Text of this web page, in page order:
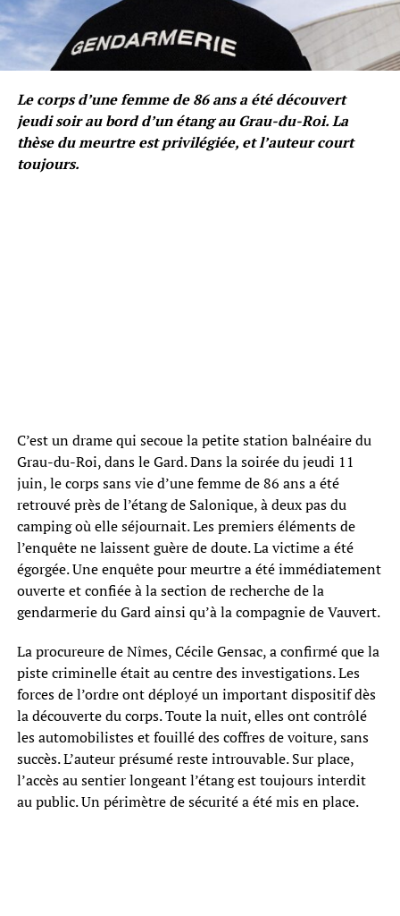
Le corps d’une femme de 86 ans a été découvert
jeudi soir au bord d’un étang au Grau-du-Roi. La
thèse du meurtre est privilégiée, et l’auteur court
toujours.
C’est un drame qui secoue la petite station balnéaire du
Grau-du-Roi, dans le Gard. Dans la soirée du jeudi 11
juin, le corps sans vie d’une femme de 86 ans a été
retrouvé près de l’étang de Salonique, à deux pas du
camping où elle séjournait. Les premiers éléments de
l’enquête ne laissent guère de doute. La victime a été
égorgée. Une enquête pour meurtre a été immédiatement
ouverte et confiée à la section de recherche de la
gendarmerie du Gard ainsi qu’à la compagnie de Vauvert.
La procureure de Nîmes, Cécile Gensac, a confirmé que la
piste criminelle était au centre des investigations. Les
forces de l’ordre ont déployé un important dispositif dès
la découverte du corps. Toute la nuit, elles ont contrôlé
les automobilistes et fouillé des coffres de voiture, sans
succès. L’auteur présumé reste introuvable. Sur place,
l’accès au sentier longeant l’étang est toujours interdit
au public. Un périmètre de sécurité a été mis en place.